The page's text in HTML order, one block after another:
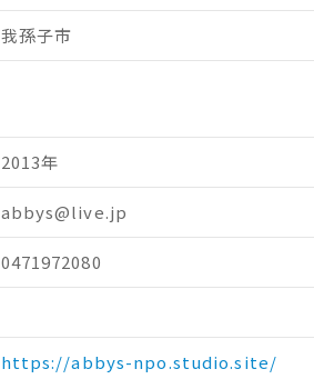
我孫子市
2013年
abbys@live.jp
0471972080
https://abbys-npo.studio.site/